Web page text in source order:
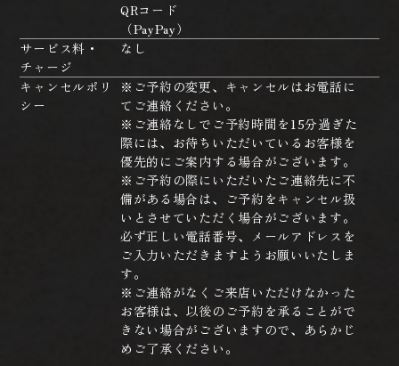
QRコード
（PayPay）
サービス料・
チャージ
なし
キャンセルポリ
シー
※ご予約の変更、キャンセルはお電話に
てご連絡ください。
※ご連絡なしでご予約時間を15分過ぎた
際には、お待ちいただいているお客様を
優先的にご案内する場合がございます。
※ご予約の際にいただいたご連絡先に不
備がある場合は、ご予約をキャンセル扱
いとさせていただく場合がございます。
必ず正しい電話番号、メールアドレスを
ご入力いただきますようお願いいたしま
す。
※ご連絡がなくご来店いただけなかった
お客様は、以後のご予約を承ることがで
きない場合がございますので、あらかじ
めご了承ください。